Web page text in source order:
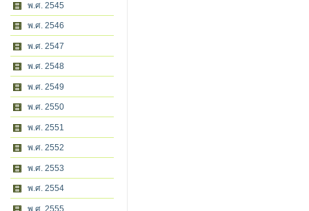
พ.ศ. 2545
พ.ศ. 2546
พ.ศ. 2547
พ.ศ. 2548
พ.ศ. 2549
พ.ศ. 2550
พ.ศ. 2551
พ.ศ. 2552
พ.ศ. 2553
พ.ศ. 2554
พ.ศ. 2555